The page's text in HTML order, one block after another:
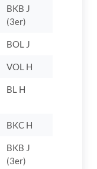
BKB J
(3er)
BOL J
VOL H
BL H
BKC H
BKB J
(3er)